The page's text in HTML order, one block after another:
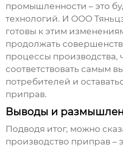
промышленности – это
технологий. И ООО
готовы к этим
продолжать
процессы производства,
соответствовать самым
потребителей и
приправ.
Выводы и
Подводя итог, можно
производство приправ –